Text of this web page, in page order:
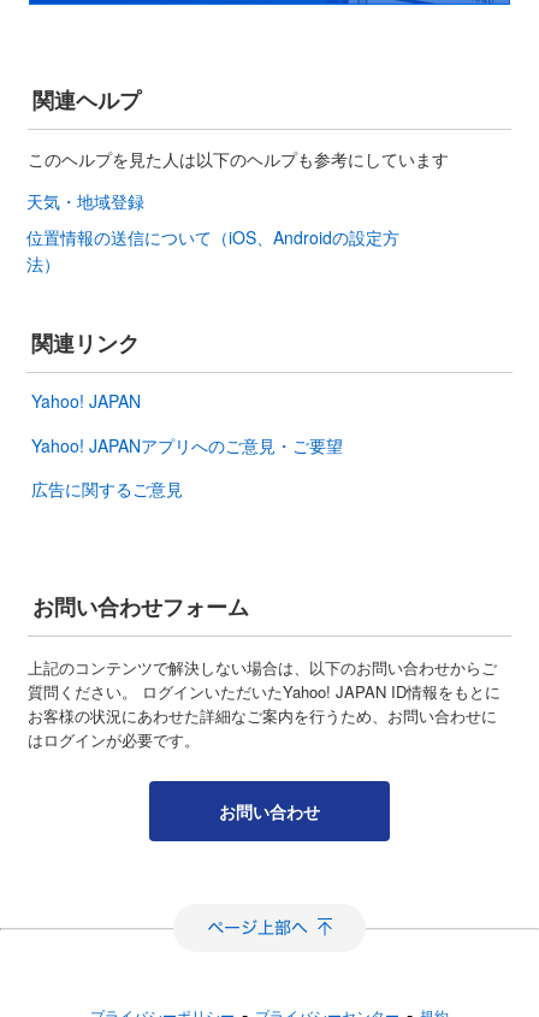
関連ヘルプ
このヘルプを見た人は以下のヘルプも参考にしています
天気・地域登録
位置情報の送信について（iOS、Androidの設定方
法）
関連リンク
Yahoo! JAPAN
Yahoo! JAPANアプリへのご意見・ご要望
広告に関するご意見
お問い合わせフォーム
上記のコンテンツで解決しない場合は、以下のお問い合わせからご
質問ください。 ログインいただいたYahoo! JAPAN ID情報をもとに
お客様の状況にあわせた詳細なご案内を行うため、お問い合わせに
はログインが必要です。
お問い合わせ